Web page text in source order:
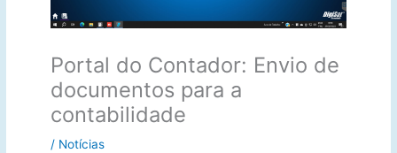
Portal do Contador: Envio de
documentos para a
contabilidade
/ Notícias